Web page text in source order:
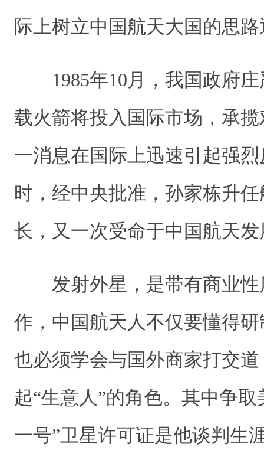
际上树立中国航天大国的思
1985年10月，我国政府庄
载火箭将投入国际市场，承
一消息在国际上迅速引起强
时，经中央批准，孙家栋升
长，又一次受命于中国航天
发射外星，是带有商业性
作，中国航天人不仅要懂得
也必须学会与国外商家打交
起“生意人”的角色。其中争
一号”卫星许可证是他谈判生